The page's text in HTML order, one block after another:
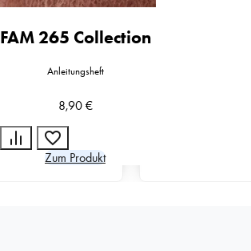
FAM 265 Collection
Anleitungsheft
8,90 €
Zum Produkt